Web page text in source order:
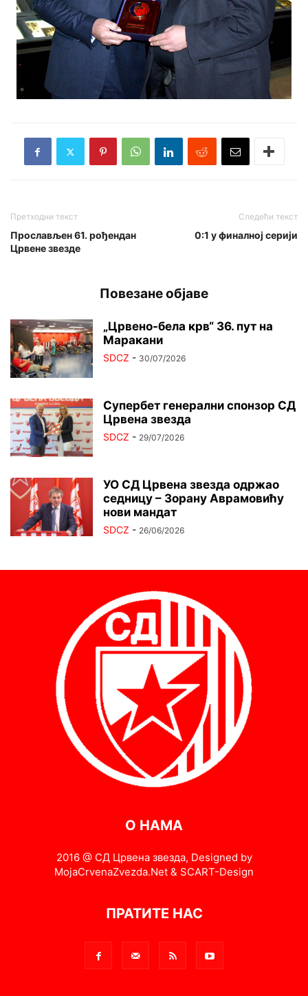
Претходни текст
Прослављен 61. рођендан
Црвене звезде
Следећи текст
0:1 у финалној серији
Повезане објаве
„Црвено-бела крв“ 36. пут на
Маракани
SDCZ - 30/07/2026
Супербет генерални спонзор СД
Црвена звезда
SDCZ - 29/07/2026
УО СД Црвена звезда одржао
седницу – Зорану Аврамовићу
нови мандат
SDCZ - 26/06/2026
О НАМА
2016 @ СД Црвена звезда, Designed by
MojaCrvenaZvezda.Net & SCART-Design
ПРАТИТЕ НАС